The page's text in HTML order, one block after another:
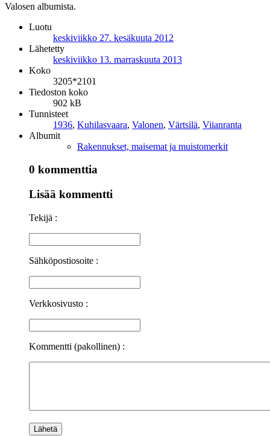
Valosen albumista.
Luotu
keskiviikko 27. kesäkuuta 2012
Lähetetty
keskiviikko 13. marraskuuta 2013
Koko
3205*2101
Tiedoston koko
902 kB
Tunnisteet
1936, Kuhilasvaara, Valonen, Värtsilä, Viianranta
Albumit
Rakennukset, maisemat ja muistomerkit
0 kommenttia
Lisää kommentti
Tekijä :
Sähköpostiosoite :
Verkkosivusto :
Kommentti (pakollinen) :